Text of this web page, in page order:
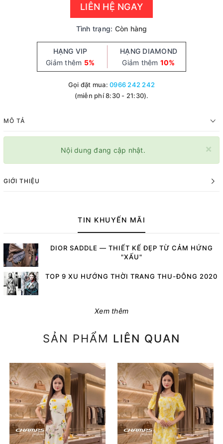
LIÊN HỆ NGAY
Tình trạng: Còn hàng
HẠNG VIP
Giảm thêm 5%
HẠNG DIAMOND
Giảm thêm 10%
Gọi đặt mua:0966 242 242
(miễn phí 8:30 - 21:30).
MÔ TẢ
×
Nội dung đang cập nhật.
GIỚI THIỆU
TIN KHUYẾN MÃI
DIOR SADDLE — THIẾT KẾ ĐẸP TỪ CẢM HỨNG
"XẤU"
TOP 9 XU HƯỚNG THỜI TRANG THU-ĐÔNG 2020
Xem thêm
SẢN PHẨM LIÊN QUAN